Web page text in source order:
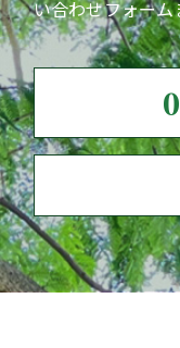
い合わせフォー